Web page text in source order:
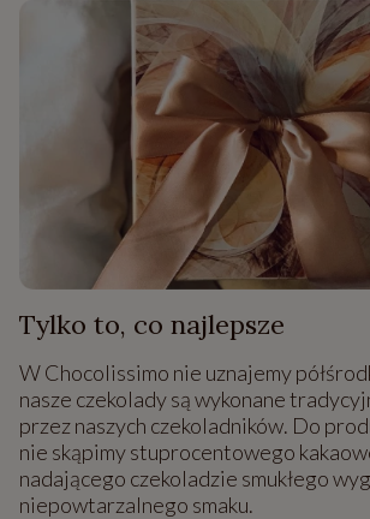
Tylko to, co najlepsze
W Chocolissimo nie uznajemy
nasze czekolady są wykonane
przez naszych czekoladników. Do
nie skąpimy stuprocentowego
nadającego czekoladzie smukłego
niepowtarzalnego smaku.